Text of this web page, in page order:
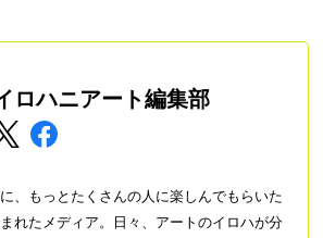
ロハニアート編集部
、もっとたくさんの人に楽しんでもらいた
れたメディア。日々、アートのイロハが分